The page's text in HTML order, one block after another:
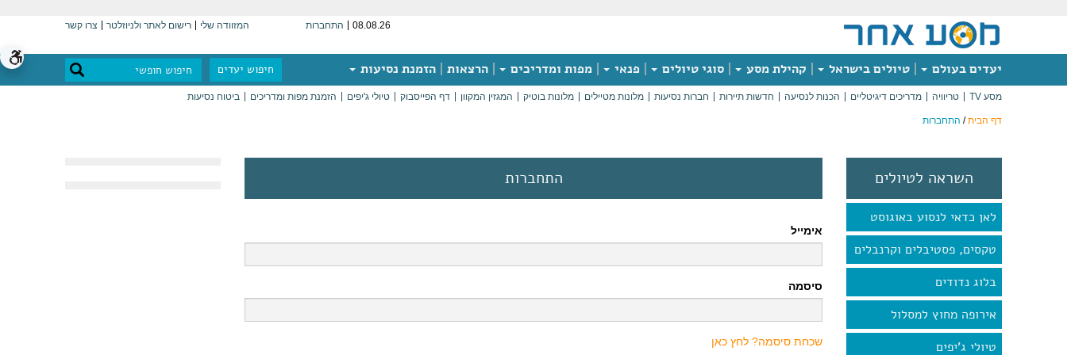
08.08.26 התחברות המזוודה שלי רישום לאתר ולניוזלטר צרו קשר
יעדים בעולם טיולים בישראל קהילת מסע סוגי טיולים פנאי מפות ומדריכים הרצאות הזמנת נסיעות חיפוש יעדים
מסע TV טריוויה מדריכים דיגיטליים הכנות לנסיעה חדשות תיירות חברות נסיעות מלונות מטיילים מלונות בוטיק המגזין המקוון דף הפייסבוק טיולי ג'יפים הזמנת מפות ומדריכים ביטוח נסיעות
דף הבית/ התחברות
השראה לטיולים
לאן כדאי לנסוע באוגוסט
טקסים, פסטיבלים וקרנבלים
בלוג נדודים
אירופה מחוץ למסלול
טיולי ג'יפים
התחברות
אימייל
סיסמה
שכחת סיסמה? לחץ כאן